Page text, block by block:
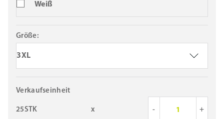
Weiß
3XL
Größe:
Verkaufseinheit
25STK x - +